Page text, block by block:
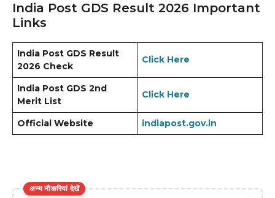
India Post GDS Result 2026 Important
Links
India Post GDS Result
2026 Check
Click Here
India Post GDS 2nd
Merit List
Click Here
Official Website indiapost.gov.in
अन्य नौकरियां देखें